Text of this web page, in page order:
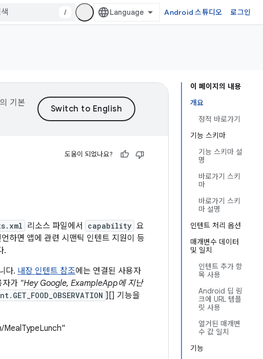
/ Android 스튜디오 로그인
이 페이지의 내용
개요
정적 바로가기
기능 스키마
기능 스키마 설
명
바로가기 스키
마
바로가기 스키
마 설명
인텐트 처리 옵션
매개변수 데이터
및 일치
인텐트 추가 항
목 사용
Android 딥 링
크에 URL 템플
릿 사용
열거된 매개변
수 값 일치
기능
기본
도움이 되었나요?
리소스 파일에서 capability 요
하면 앱에 관련 시맨틱 인텐트 지원이 등
.
다. 내장 인텐트 참조에는 연결된 사용자
자가 "Hey Google, ExampleApp에 지난
][] 기능을